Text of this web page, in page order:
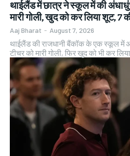
थाईलैंड में छात्र ने स्कूल में की
मारी गोली, खुद को कर लिया शूट, 7
Aaj Bharat - August 7, 2026
थाईलैंड की राजधानी बैंकॉक के एक स्कूल में
टीचर को मारी गोली, फिर खुद को भी कर